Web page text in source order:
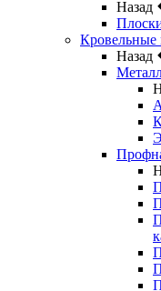
Назад
Кровельные
Назад